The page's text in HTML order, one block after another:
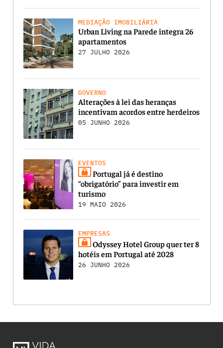
MEDIAÇÃO IMOBILIÁRIA
Urban Living na Parede integra 26
apartamentos
27 JULHO 2026
GOVERNO
Alterações à lei das heranças
incentivam acordos entre herdeiros
05 JUNHO 2026
EVENTOS
Portugal já é destino
“obrigatório” para investir em
turismo
19 MAIO 2026
EMPRESAS
Odyssey Hotel Group quer ter 8
hotéis em Portugal até 2028
26 JUNHO 2026